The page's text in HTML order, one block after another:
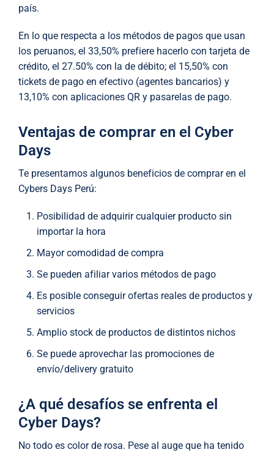
país.
En lo que respecta a los métodos de pagos que usan
los peruanos, el 33,50% prefiere hacerlo con tarjeta de
crédito, el 27.50% con la de débito; el 15,50% con
tickets de pago en efectivo (agentes bancarios) y
13,10% con aplicaciones QR y pasarelas de pago.
Ventajas de comprar en el Cyber
Days
Te presentamos algunos beneficios de comprar en el
Cybers Days Perú:
Posibilidad de adquirir cualquier producto sin
importar la hora
Mayor comodidad de compra
Se pueden afiliar varios métodos de pago
Es posible conseguir ofertas reales de productos y
servicios
Amplio stock de productos de distintos nichos
Se puede aprovechar las promociones de
envío/delivery gratuito
¿A qué desafíos se enfrenta el
Cyber Days?
No todo es color de rosa. Pese al auge que ha tenido